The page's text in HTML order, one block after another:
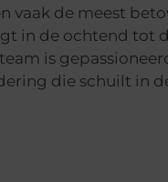
de meest
in de ochtend tot
is
die schuilt in